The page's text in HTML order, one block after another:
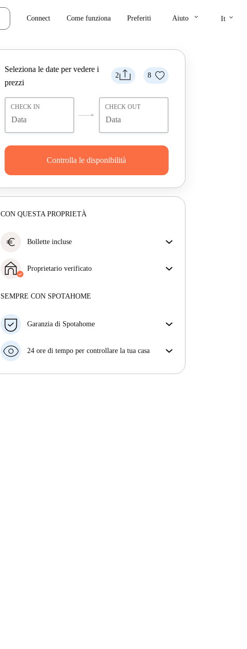
Connect Come funziona Preferiti Aiuto keyboard_arrow_down It keyboard_arrow_down
2 8
Seleziona le date per vedere i
prezzi
CHECK IN CHECK OUT
Controlla le disponibilità
CON QUESTA PROPRIETÀ
euro Bollette incluse
incluse, che coprono l'affitto e le utenze per
un'esperienza di affitto senza problemi.
Proprietario verificato
Maggiori informazioni su questo locatore
SEMPRE CON SPOTAHOME
Garanzia di Spotahome
con breve preavviso, noi A) ti pagheremo un hotel e
B) ti rimborseremo totalmente
24 ore di tempo per controllare la tua casa